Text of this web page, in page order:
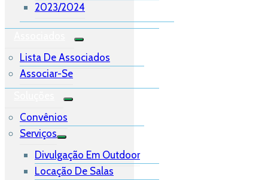
2023/2024
Lista De Associados
Associar-Se
Convênios
Serviços
Divulgação Em Outdoor
Locação De Salas